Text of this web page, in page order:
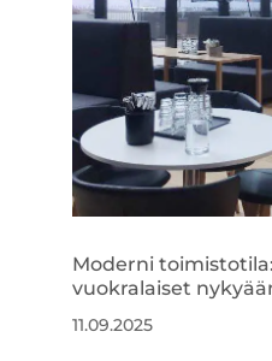
Moderni
vuokralaiset
11.09.2025